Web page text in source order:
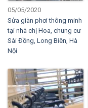
05/05/2020
Sửa giàn phơi thông minh
tại nhà chị Hoa, chung cư
Sài Đồng, Long Biên, Hà
Nội